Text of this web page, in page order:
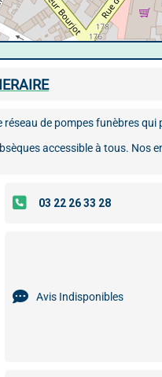
de pompes funèbres
accessible à tous. Nos
Avis Indisponibles